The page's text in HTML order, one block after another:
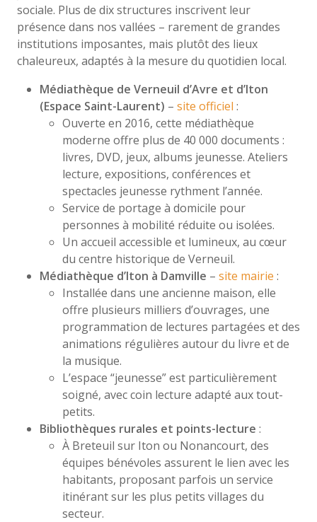
sociale. Plus de dix structures inscrivent leur
présence dans nos vallées – rarement de grandes
institutions imposantes, mais plutôt des lieux
chaleureux, adaptés à la mesure du quotidien local.
Médiathèque de Verneuil d’Avre et d’Iton
(Espace Saint-Laurent) – site officiel :
Ouverte en 2016, cette médiathèque
moderne offre plus de 40 000 documents :
livres, DVD, jeux, albums jeunesse. Ateliers
lecture, expositions, conférences et
spectacles jeunesse rythment l’année.
Service de portage à domicile pour
personnes à mobilité réduite ou isolées.
Un accueil accessible et lumineux, au cœur
du centre historique de Verneuil.
Médiathèque d’Iton à Damville – site mairie :
Installée dans une ancienne maison, elle
offre plusieurs milliers d’ouvrages, une
programmation de lectures partagées et des
animations régulières autour du livre et de
la musique.
L’espace “jeunesse” est particulièrement
soigné, avec coin lecture adapté aux tout-
petits.
Bibliothèques rurales et points-lecture :
À Breteuil sur Iton ou Nonancourt, des
équipes bénévoles assurent le lien avec les
habitants, proposant parfois un service
itinérant sur les plus petits villages du
secteur.